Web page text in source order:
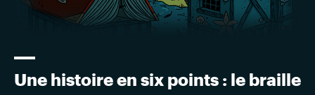
Une histoire en six points : le braille